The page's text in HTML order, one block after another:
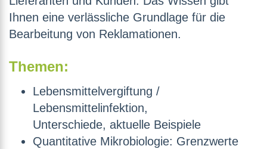
Ihnen eine verlässliche Grundlage für die
Bearbeitung von Reklamationen.
Themen:
Lebensmittelvergiftung /
Lebensmittelinfektion,
Unterschiede, aktuelle Beispiele
Quantitative Mikrobiologie: Grenzwerte